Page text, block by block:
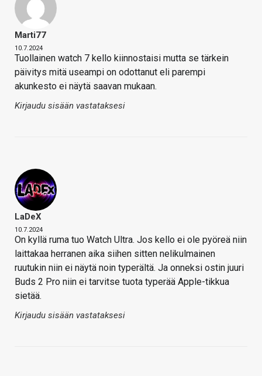
Marti77
10.7.2024
Tuollainen watch 7 kello kiinnostaisi mutta se tärkein
päivitys mitä useampi on odottanut eli parempi
akunkesto ei näytä saavan mukaan.
Kirjaudu sisään vastataksesi
LaDeX
10.7.2024
On kyllä ruma tuo Watch Ultra. Jos kello ei ole pyöreä niin
laittakaa herranen aika siihen sitten nelikulmainen
ruutukin niin ei näytä noin typerältä. Ja onneksi ostin juuri
Buds 2 Pro niin ei tarvitse tuota typerää Apple-tikkua
sietää.
Kirjaudu sisään vastataksesi